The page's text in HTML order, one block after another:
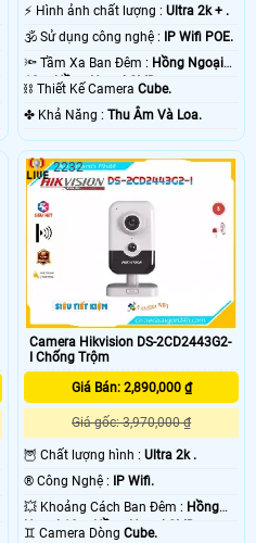
️⚡ Hình ảnh chất lượng :Ultra 2k + .
🕉️ Sử dụng công nghệ : IP Wifi POE.
🔦 Tầm Xa Ban Đêm : Hồng Ngoại
10m Hồng Ngoại SMD.
⛓ Thiết Kế CameraCube.
️✤ Khả Năng :Thu Âm Và Loa.
Camera Hikvision DS-2CD2443G2-
I Chống Trộm
Giá Bán: 2,890,000 ₫
Giá gốc: 3,970,000 ₫
🦉 Chất lượng hình :Ultra 2k .
®️ Công Nghệ : IP Wifi.
💥 Khoảng Cách Ban Đêm : Hồng
Ngoại 10m Hồng Ngoại SMD.
♊ Camera DòngCube.
2232